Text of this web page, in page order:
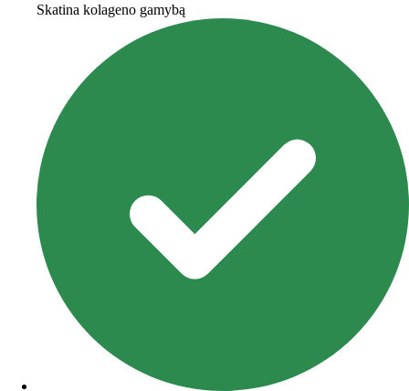
Skatina kolageno gamybą